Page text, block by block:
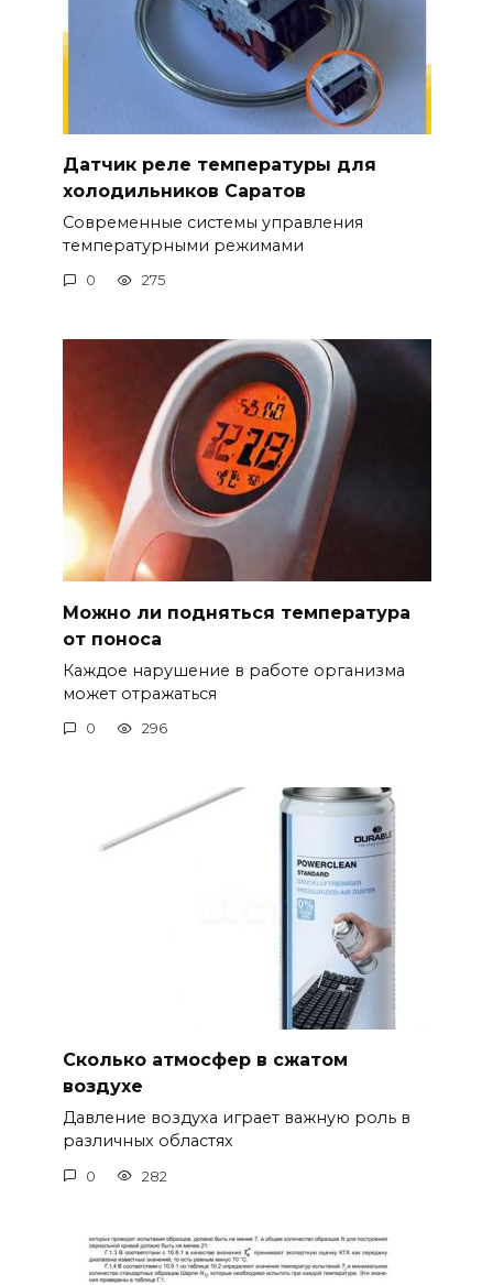
Датчик реле температуры для
холодильников Саратов
Современные системы управления
температурными режимами
0 275
Можно ли подняться температура
от поноса
Каждое нарушение в работе организма
может отражаться
0 296
Сколько атмосфер в сжатом
воздухе
Давление воздуха играет важную роль в
различных областях
0 282